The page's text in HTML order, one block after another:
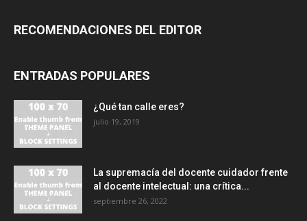
RECOMENDACIONES DEL EDITOR
ENTRADAS POPULARES
¿Qué tan calle eres?
julio 19, 2019
La supremacía del docente cuidador frente
al docente intelectual: una crítica...
septiembre 26, 2022